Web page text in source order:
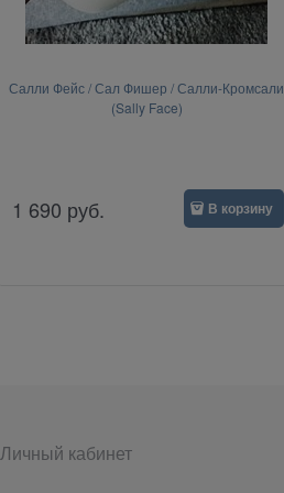
Салли Фейс / Сал Фишер / Салли-Кромсали
(Sally Face)
1 690 руб. В корзину
Личный кабинет